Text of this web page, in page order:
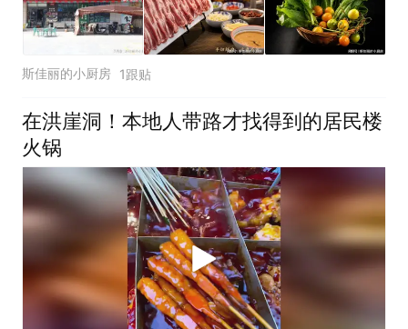
斯佳丽的小厨房 1跟贴
在洪崖洞！本地人带路才找得到的居民楼
火锅